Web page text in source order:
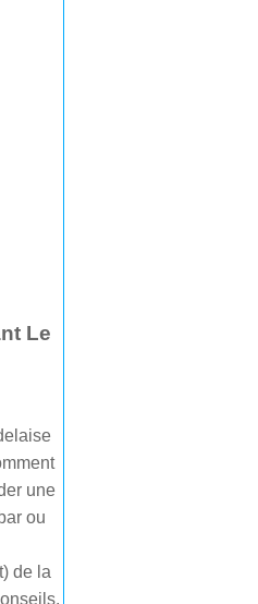
Le
une
ou
de la